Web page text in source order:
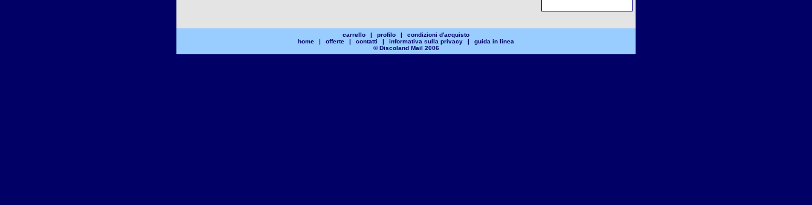
carrello | profilo |
condizioni d'acquisto
home
| offerte | contatti | informativa sulla privacy |
guida in linea
© Discoland Mail 2006